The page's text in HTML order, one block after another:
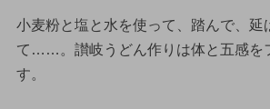
小麦粉と塩と水を使って、踏んで、延
て……。讃岐うどん作りは体と五感を
す。